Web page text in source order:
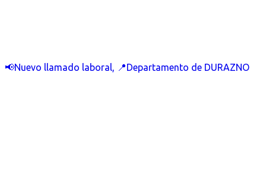
📢Nuevo llamado laboral, 📍Departamento de DURAZNO